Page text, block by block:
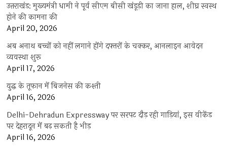
उत्तराखंड: मुख्यमंत्री धामी ने पूर्व सीएम बीसी खंडूड़ी का जाना हाल, शीघ्र स्वस्थ
होने की कामना की
April 20, 2026
अब अनाथ बच्चों को नहीं लगाने होंगे दफ्तरों के चक्कर, आनलाइन आवेदन
व्यवस्था शुरू
April 17, 2026
युद्ध के तूफान में बिजनेस की कश्ती
April 16, 2026
Delhi-Dehradun Expressway पर सरपट दौड़ रही गाड़ियां, इस वीकेंड
पर देहरादून में बढ़ सकती है भीड़
April 16, 2026